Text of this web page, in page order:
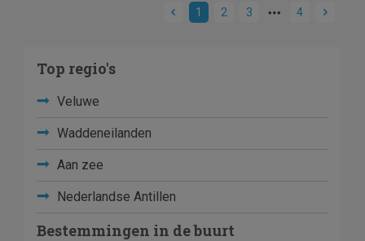
1 2 3 4
Top regio's
Veluwe
Waddeneilanden
Aan zee
Nederlandse Antillen
Bestemmingen in de buurt